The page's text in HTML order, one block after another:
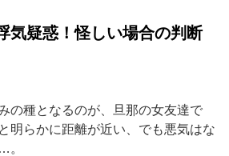
気疑惑！怪しい場合の判断
の種となるのが、旦那の女友達で
明らかに距離が近い、でも悪気はな
。